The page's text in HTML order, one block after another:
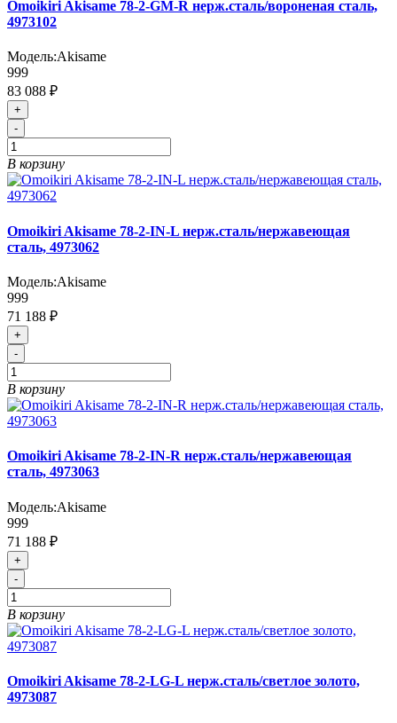
Omoikiri Akisame 78-2-GM-R нерж.сталь/вороненая сталь,
4973102
Модель:Akisame
999
83 088 ₽
+
-
В корзину
Omoikiri Akisame 78-2-IN-L нерж.сталь/нержавеющая
сталь, 4973062
Модель:Akisame
999
71 188 ₽
+
-
В корзину
Omoikiri Akisame 78-2-IN-R нерж.сталь/нержавеющая
сталь, 4973063
Модель:Akisame
999
71 188 ₽
+
-
В корзину
Omoikiri Akisame 78-2-LG-L нерж.сталь/светлое золото,
4973087